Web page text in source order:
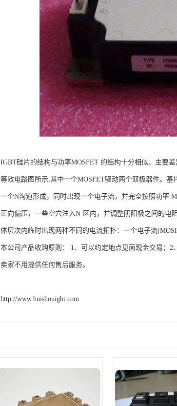
IGBT硅片的结构与功率MOSFET 的结构十分相似，主要
等效电路图所示,其中一个MOSFET驱动两个双极器件。基
一个N沟道形成，同时出现一个电子流，并完全按照功率
正向偏压，一些空穴注入N-区内，并调整阴阳极之间的
体层次内临时出现两种不同的电流拓扑：一个电子流
本公司产品收购原则： 1、可以约定地点见面现金交易；2
卖家不用提供任何售后服务。
http://www.huishouigbt.com